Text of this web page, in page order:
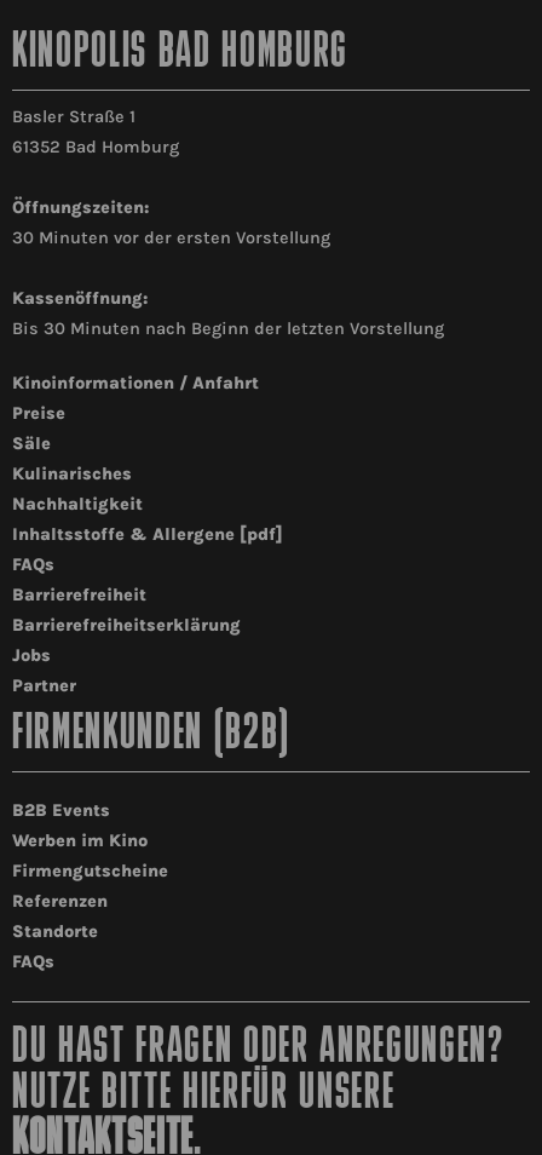
KINOPOLIS BAD HOMBURG
Basler Straße 1
61352 Bad Homburg
Öffnungszeiten:
30 Minuten vor der ersten Vorstellung
Kassenöffnung:
Bis 30 Minuten nach Beginn der letzten Vorstellung
Kinoinformationen / Anfahrt
Preise
Säle
Kulinarisches
Nachhaltigkeit
Inhaltsstoffe & Allergene [pdf]
FAQs
Barrierefreiheit
Barrierefreiheitserklärung
Jobs
Partner
FIRMENKUNDEN (B2B)
B2B Events
Werben im Kino
Firmengutscheine
Referenzen
Standorte
FAQs
DU HAST FRAGEN ODER ANREGUNGEN?
NUTZE BITTE HIERFÜR UNSERE
KONTAKTSEITE.